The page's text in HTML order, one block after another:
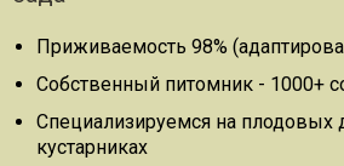
Приживаемость 98%
Собственный питомник - 1000+
Специализируемся на плодовых
кустарниках